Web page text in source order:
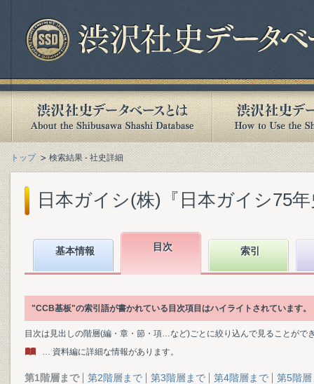
トップ 検索結果 - 社史詳細
日本ガイシ(株)『日本ガイシ75
基本情報 目次 索引
"CCB基板"の索引語が書かれている目次項目はハイライトされています。
目次は見出しの階層(編・章・節・項…など)ごとに絞り込んで見ることがで
… 資料編に詳細な情報があります。
第1階層まで 第2階層まで 第3階層まで 第4階層まで 第5階層